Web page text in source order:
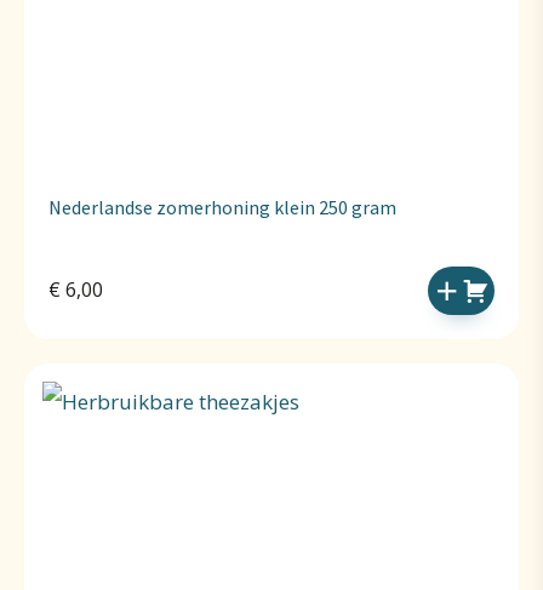
Nederlandse zomerhoning klein 250 gram
€ 6,00